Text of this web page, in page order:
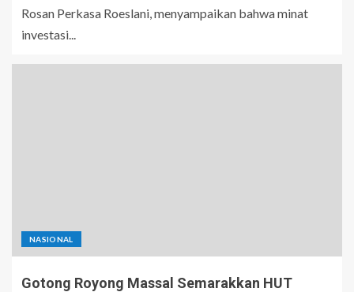
Rosan Perkasa Roeslani, menyampaikan bahwa minat
investasi...
NASIONAL
Gotong Royong Massal Semarakkan HUT